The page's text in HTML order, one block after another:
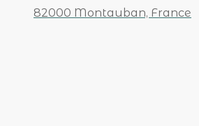
82000 Montauban, France